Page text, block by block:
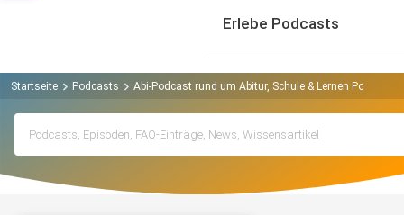
Erlebe Podcasts
Startseite Podcasts Abi-Podcast rund um Abitur, Schule & Lernen Podcast